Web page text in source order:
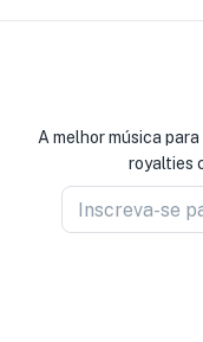
A melhor música
royalties